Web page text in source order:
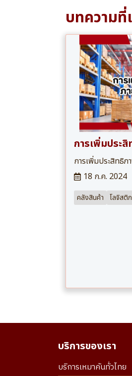
บทความที่
การเพิ่มประ
การเพิ่มประสิทธิ
18 ก.ค. 2024
คลังสินค้า โลจิสติ
บริการของเรา
บริการเหมาคันทั่วไทย